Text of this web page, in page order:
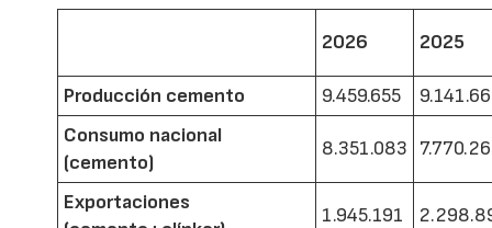
2026 2025
Producción cemento 9.459.655
Consumo nacional
(cemento)
8.351.083
Exportaciones
1.945.191